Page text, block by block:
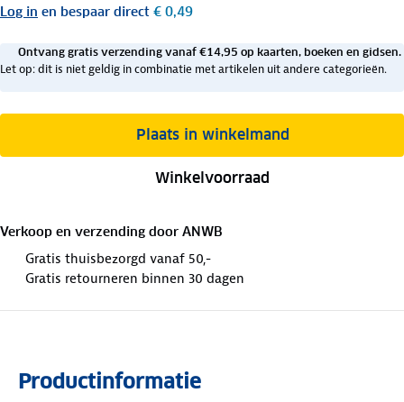
Log in en bespaar direct € 0,49
Ontvang gratis verzending vanaf €14,95 op kaarten, boeken en gidsen.
Let op: dit is niet geldig in combinatie met artikelen uit andere categorieën.
Plaats in winkelmand
Winkelvoorraad
Verkoop en verzending door ANWB
Gratis thuisbezorgd vanaf 50,-
Gratis retourneren binnen 30 dagen
Productinformatie